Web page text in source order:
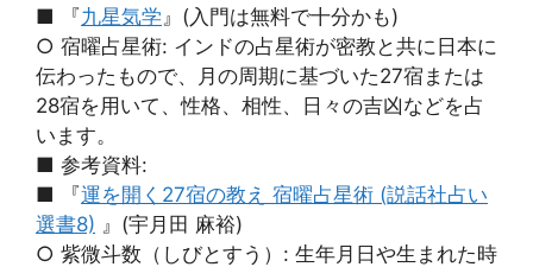
■ 『九星気学 』(入門は無料で十分かも)
○ 宿曜占星術: インドの占星術が密教と共に日本に
伝わったもので、月の周期に基づいた27宿または
28宿を用いて、性格、相性、日々の吉凶などを占
います。
■ 参考資料:
■ 『運を開く27宿の教え 宿曜占星術 (説話社占い
選書8) 』(宇月田 麻裕)
○ 紫微斗数（しびとすう）: 生年月日や生まれた時